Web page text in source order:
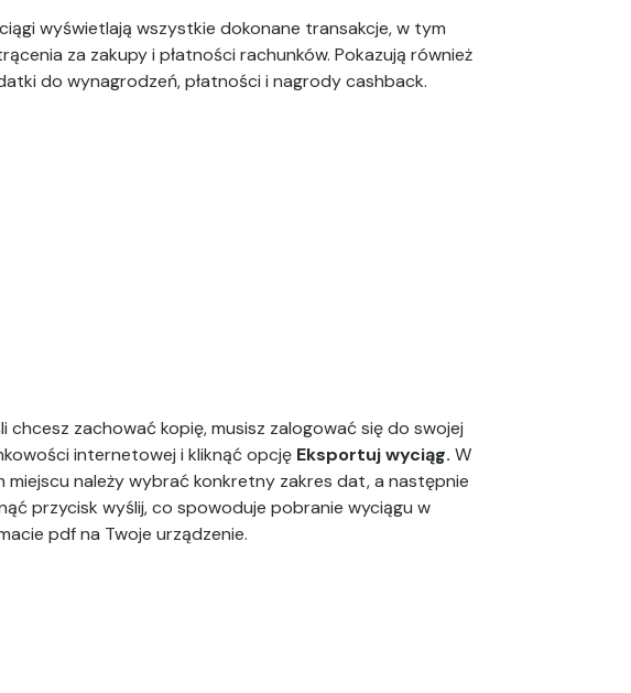
wyświetlają wszystkie dokonane transakcje, w tym
za zakupy i płatności rachunków. Pokazują również
do wynagrodzeń, płatności i nagrody cashback.
chcesz zachować kopię, musisz zalogować się do swojej
internetowej i kliknąć opcję Eksportuj wyciąg. W
miejscu należy wybrać konkretny zakres dat, a następnie
przycisk wyślij, co spowoduje pobranie wyciągu w
pdf na Twoje urządzenie.